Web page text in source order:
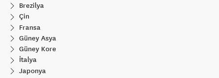
Brezilya
Çin
Fransa
Güney Asya
Güney Kore
İtalya
Japonya